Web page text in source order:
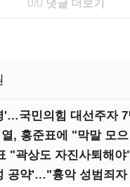
0/0 댓글 더보기
, 홍준표에 "막말 모